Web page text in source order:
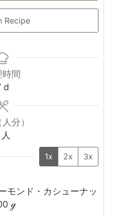
Recipe
間
days
d
分）
人
1x 2x 3x
モンド・カシューナッ
ℊ